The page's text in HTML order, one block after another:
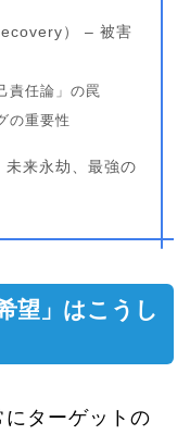
） – 被害
責任論」の罠
の重要性
未来永劫、最強の
望」はこうし
ターゲットの